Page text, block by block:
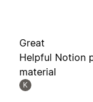
Great
Helpful Notion
material
K